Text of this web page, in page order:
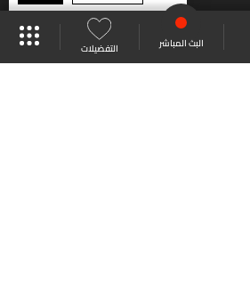
البث المباشر التفضيلات
جدول البرامج البث المباشر